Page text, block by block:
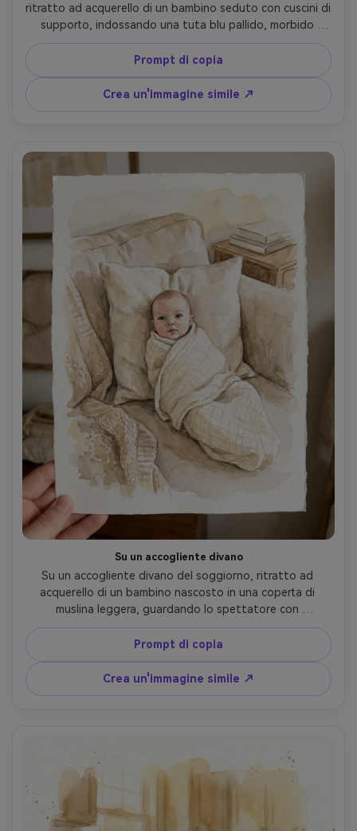
ritratto ad acquerello di un bambino seduto con cuscini di
supporto, indossando una tuta blu pallido, morbido
bagliore della finestra, lavaggi di sfondo sciolti,
caratteristiche facciali dettagliate, consistenza sottile e
granulazione della carta, cornice centrata, umore calmo e
affettuoso del mattino tranquillo, obiettivo da 85 mm,
profondità di campo bassa-AR 4:5
Prompt di copia
Crea un'immagine simile ↗
Su un accogliente divano
Su un accogliente divano del soggiorno, ritratto ad
acquerello di un bambino nascosto in una coperta di
muslina leggera, guardando lo spettatore con
un'espressione delicata e curiosa, tavolozza neutra calda,
bordi morbidi, disordine minimo, pennelli delicati per ciglia
e labbra, grana di carta strutturata, sensazione di ricordo
intimo, obiettivo da 85 mm, profondità di campo bassa-
AR 4:5
Prompt di copia
Crea un'immagine simile ↗